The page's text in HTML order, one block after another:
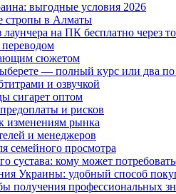
выгодные условия 2026
стропы в Алматы
лаунчера на ПК бесплатно через
сюжетом
— полный курс или два
и озвучкой
сигарет оптом
и рисков
изменениям рынка
и менеджеров
семейного просмотра
сустава: кому может
Украины: удобный способ
получения профессиональных